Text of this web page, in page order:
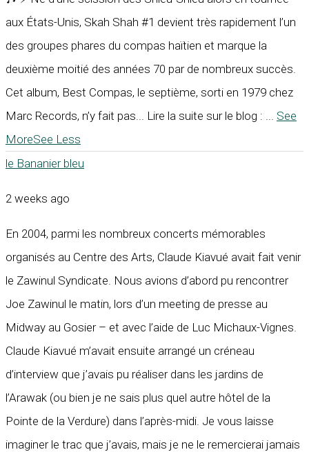
aux États-Unis, Skah Shah #1 devient très rapidement l’un
des groupes phares du compas haïtien et marque la
deuxième moitié des années 70 par de nombreux succès.
Cet album, Best Compas, le septième, sorti en 1979 chez
Marc Records, n’y fait pas... Lire la suite sur le blog :
See
MoreSee Less
le Bananier bleu
2 weeks ago
En 2004, parmi les nombreux concerts mémorables
organisés au Centre des Arts, Claude Kiavué avait fait venir
le Zawinul Syndicate. Nous avions d’abord pu rencontrer
Joe Zawinul le matin, lors d’un meeting de presse au
Midway au Gosier – et avec l’aide de Luc Michaux-Vignes.
Claude Kiavué m’avait ensuite arrangé un créneau
d’interview que j’avais pu réaliser dans les jardins de
l’Arawak (ou bien je ne sais plus quel autre hôtel de la
Pointe de la Verdure) dans l’après-midi. Je vous laisse
imaginer le trac que j’avais, mais je ne le remercierai jamais